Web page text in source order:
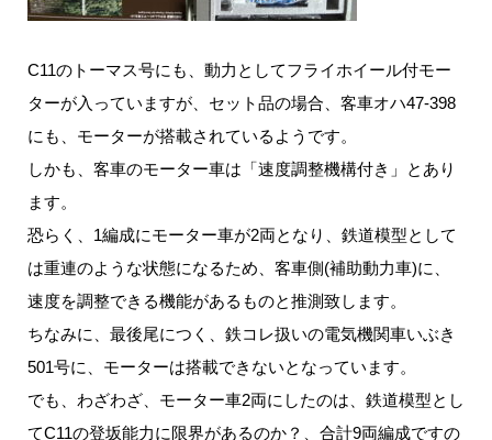
C11のトーマス号にも、動力としてフライホイール付モー
ターが入っていますが、セット品の場合、客車オハ47-398
にも、モーターが搭載されているようです。
しかも、客車のモーター車は「速度調整機構付き」とあり
ます。
恐らく、1編成にモーター車が2両となり、鉄道模型として
は重連のような状態になるため、客車側(補助動力車)に、
速度を調整できる機能があるものと推測致します。
ちなみに、最後尾につく、鉄コレ扱いの電気機関車いぶき
501号に、モーターは搭載できないとなっています。
でも、わざわざ、モーター車2両にしたのは、鉄道模型とし
てC11の登坂能力に限界があるのか？、合計9両編成ですの